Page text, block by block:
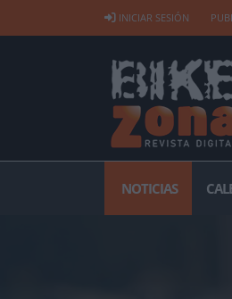
INICIAR SESIÓN
NOTICIAS